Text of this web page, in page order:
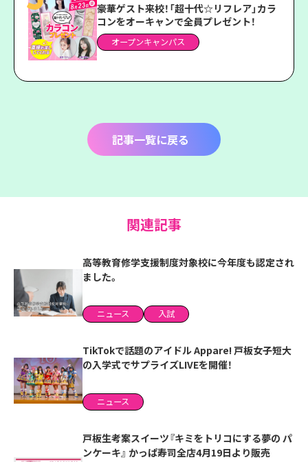
豪華ゲスト来校！「超十代☆リフレア」カラ
コンをオーキャンで全員プレゼント！
オープンキャンパス
記事一覧に戻る
関連記事
高等教育修学支援制度対象校に今年度も認定され
ました。
ニュース 入試
TikTokで話題のアイドル Appare! 戸板女子短大
の入学式でサプライズLIVEを開催！
ニュース
戸板生考案スイーツ『キミをトリコにする夢の パ
ンケーキ』 かっぱ寿司全店4月19日より販売